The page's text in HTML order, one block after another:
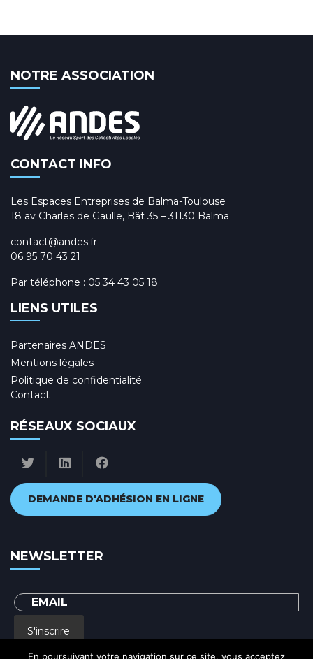
NOTRE ASSOCIATION
CONTACT INFO
Les Espaces Entreprises de Balma-Toulouse
18 av Charles de Gaulle, Bât 35 – 31130 Balma
contact@andes.fr
06 95 70 43 21
Par téléphone : 05 34 43 05 18
LIENS UTILES
Partenaires ANDES
Mentions légales
Politique de confidentialité
Contact
RÉSEAUX SOCIAUX
DEMANDE D'ADHÉSION EN LIGNE
NEWSLETTER
S'inscrire
En poursuivant votre navigation sur ce site, vous acceptez